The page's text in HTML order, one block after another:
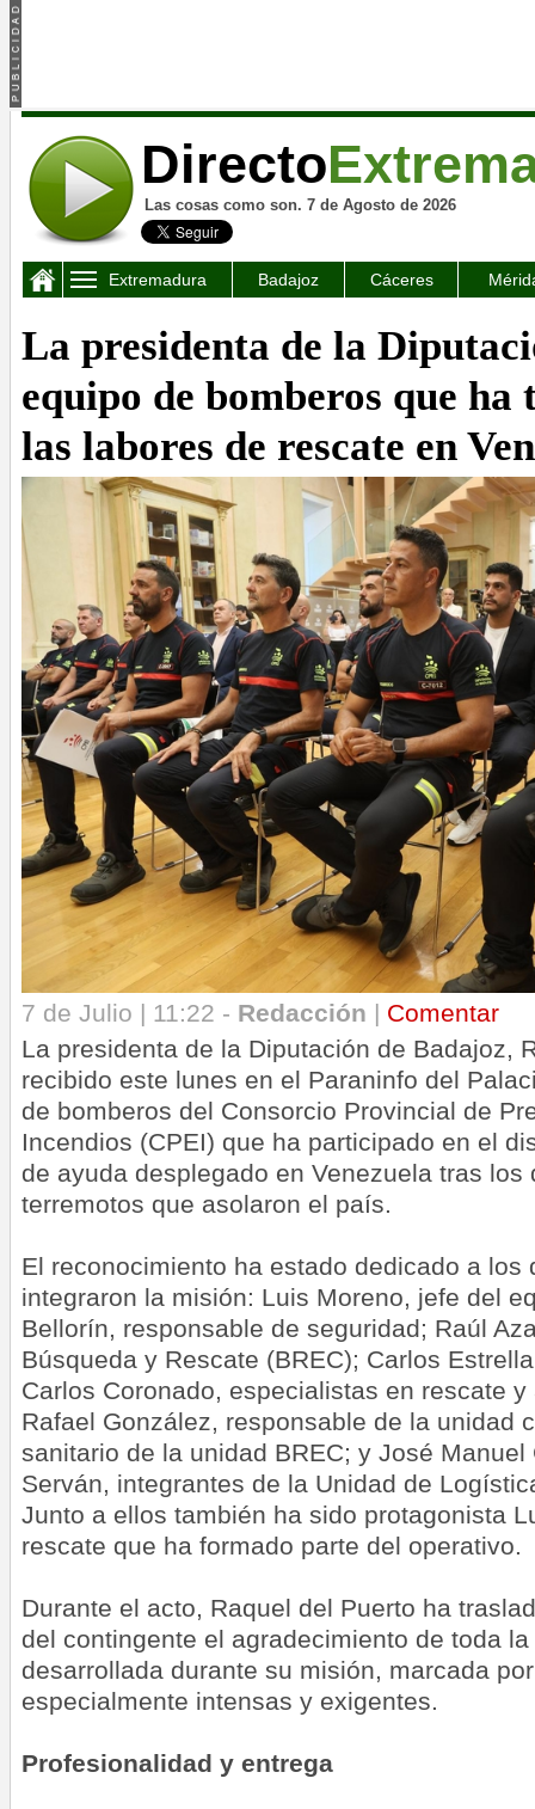
Directo
Las cosas como son. 7 de Agosto de 2026
Extremadura Badajoz Cáceres
La presidenta de la
equipo de bomberos que
las labores de rescate en
7 de Julio | 11:22 - Redacción | Comentar
La presidenta de la Diputación de Badajoz,
recibido este lunes en el Paraninfo del
de bomberos del Consorcio Provincial de
Incendios (CPEI) que ha participado en el
de ayuda desplegado en Venezuela tras los
terremotos que asolaron el país.
El reconocimiento ha estado dedicado a los
integraron la misión: Luis Moreno, jefe del
Bellorín, responsable de seguridad; Raúl
Búsqueda y Rescate (BREC); Carlos
Carlos Coronado, especialistas en rescate
Rafael González, responsable de la unidad
sanitario de la unidad BREC; y José Manuel
Serván, integrantes de la Unidad de
Junto a ellos también ha sido protagonista
rescate que ha formado parte del operativo.
Durante el acto, Raquel del Puerto ha
del contingente el agradecimiento de toda
desarrollada durante su misión, marcada
especialmente intensas y exigentes.
Profesionalidad y entrega